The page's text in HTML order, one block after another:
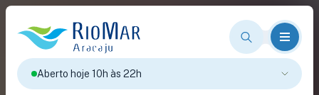
Aberto hoje 10h às 22h